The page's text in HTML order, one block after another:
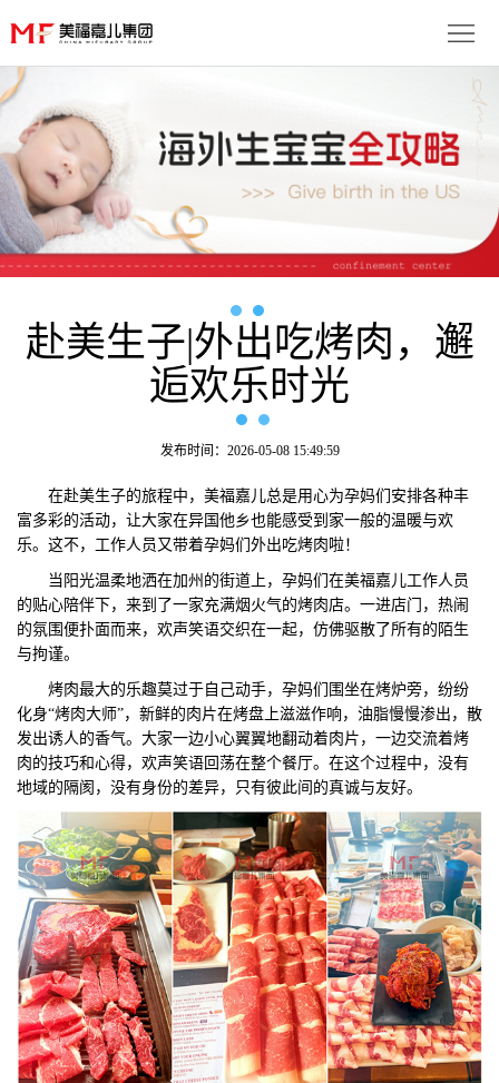
子
优
势
服
务
流
月
子
成
赴美生子|外出吃烤肉，邂
逅欢乐时光
发布时间：2026-05-08 15:49:59
在赴美生子的旅程中，美福嘉儿总是用心为孕妈们安排各种丰
富多彩的活动，让大家在异国他乡也能感受到家一般的温暖与欢
乐。这不，工作人员又带着孕妈们外出吃烤肉啦！
当阳光温柔地洒在加州的街道上，孕妈们在美福嘉儿工作人员
的贴心陪伴下，来到了一家充满烟火气的烤肉店。一进店门，热闹
的氛围便扑面而来，欢声笑语交织在一起，仿佛驱散了所有的陌生
与拘谨。
烤肉最大的乐趣莫过于自己动手，孕妈们围坐在烤炉旁，纷纷
化身“烤肉大师”，新鲜的肉片在烤盘上滋滋作响，油脂慢慢渗出，散
发出诱人的香气。大家一边小心翼翼地翻动着肉片，一边交流着烤
肉的技巧和心得，欢声笑语回荡在整个餐厅。在这个过程中，没有
地域的隔阂，没有身份的差异，只有彼此间的真诚与友好。